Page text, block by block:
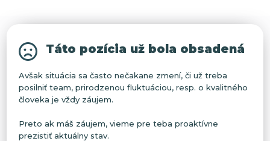
Táto pozícia už bola obsadená
Avšak situácia sa často nečakane zmení, či už treba
posilniť team, prirodzenou fluktuáciou, resp. o kvalitného
človeka je vždy záujem.
Preto ak máš záujem, vieme pre teba proaktívne
prezistiť aktuálny stav.